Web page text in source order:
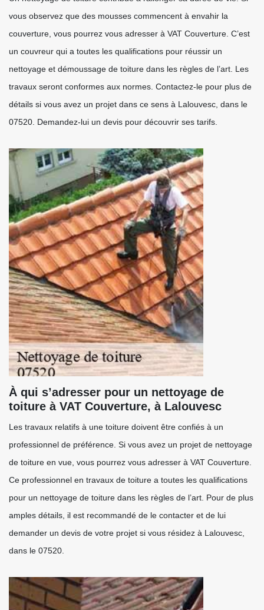
vous observez que des mousses commencent à envahir la
couverture, vous pourrez vous adresser à VAT Couverture. C’est
un couvreur qui a toutes les qualifications pour réussir un
nettoyage et démoussage de toiture dans les règles de l’art. Les
travaux seront conformes aux normes. Contactez-le pour plus de
détails si vous avez un projet dans ce sens à Lalouvesc, dans le
07520. Demandez-lui un devis pour découvrir ses tarifs.
À qui s’adresser pour un nettoyage de
toiture à VAT Couverture, à Lalouvesc
Les travaux relatifs à une toiture doivent être confiés à un
professionnel de préférence. Si vous avez un projet de nettoyage
de toiture en vue, vous pourrez vous adresser à VAT Couverture.
Ce professionnel en travaux de toiture a toutes les qualifications
pour un nettoyage de toiture dans les règles de l’art. Pour de plus
amples détails, il est recommandé de le contacter et de lui
demander un devis de votre projet si vous résidez à Lalouvesc,
dans le 07520.